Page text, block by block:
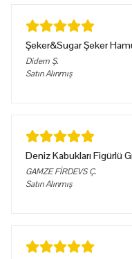
Şeker&Sugar Şeker
Didem Ş.
Satın Alınmış
Deniz Kabukları Figürlü
GAMZE FİRDEVS Ç.
Satın Alınmış